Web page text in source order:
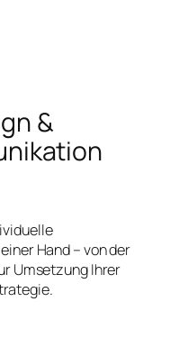
&
Hand – von der
Umsetzung Ihrer